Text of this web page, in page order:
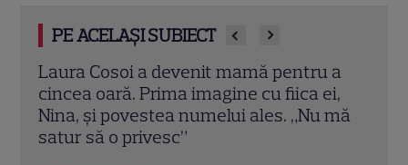
PE ACELAȘI SUBIECT
Laura Cosoi a devenit mamă pentru a
cincea oară. Prima imagine cu fiica ei,
Nina, și povestea numelui ales. „Nu mă
satur să o privesc”